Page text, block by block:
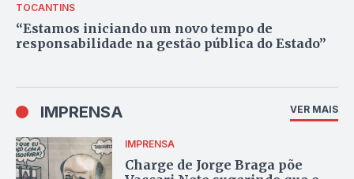
TOCANTINS
“Estamos iniciando um novo tempo de
responsabilidade na gestão pública do Estado”
IMPRENSA VER MAIS
IMPRENSA
Charge de Jorge Braga põe